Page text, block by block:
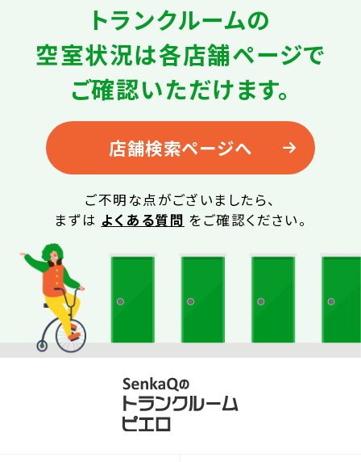
トランクルームの
空室状況は各店舗ページで
ご確認いただけます。
店舗検索ページへ
ご不明な点がございましたら、
まずは よくある質問 をご確認ください。